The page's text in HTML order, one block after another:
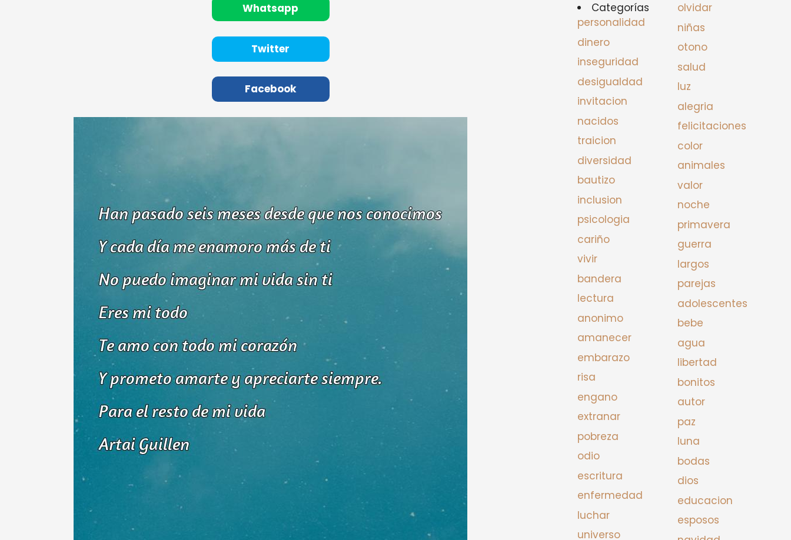
Whatsapp
Twitter
Facebook
Categorías
personalidad
dinero
inseguridad
desigualdad
invitacion
nacidos
traicion
diversidad
bautizo
inclusion
psicologia
cariño
vivir
bandera
lectura
anonimo
amanecer
embarazo
risa
engano
extranar
pobreza
odio
escritura
enfermedad
luchar
universo
olvidar
niñas
otono
salud
luz
alegria
felicitaciones
color
animales
valor
noche
primavera
guerra
largos
parejas
adolescentes
bebe
agua
libertad
bonitos
autor
paz
luna
bodas
dios
educacion
esposos